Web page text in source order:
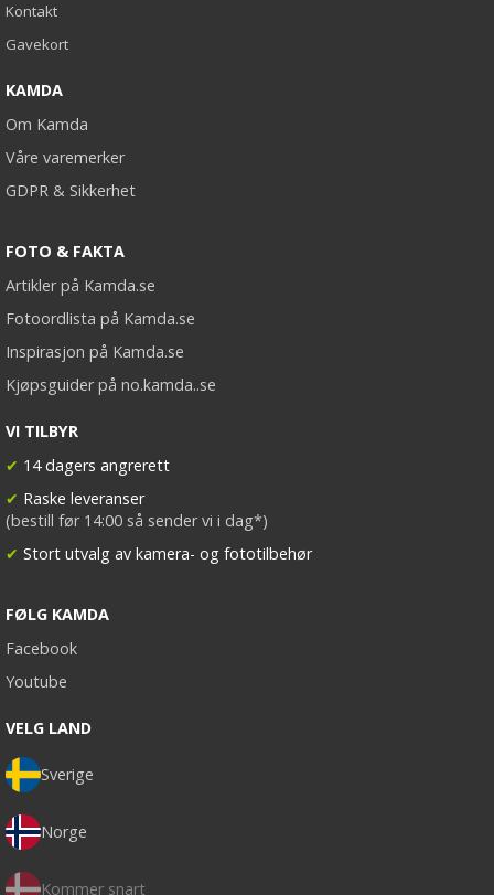
Kontakt
Gavekort
KAMDA
Om Kamda
Våre varemerker
GDPR & Sikkerhet
FOTO & FAKTA
Artikler på Kamda.se
Fotoordlista på Kamda.se
Inspirasjon på Kamda.se
Kjøpsguider på no.kamda..se
VI TILBYR
✔ 14 dagers angrerett
✔ Raske leveranser
(bestill før 14:00 så sender vi i dag*)
✔ Stort utvalg av kamera- og fototilbehør
FØLG KAMDA
Facebook
Youtube
VELG LAND
Sverige
Norge
Kommer snart